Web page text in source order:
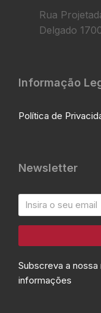
Rua
Delgado
Informação
Política de
Newsletter
Subscreva a
informações